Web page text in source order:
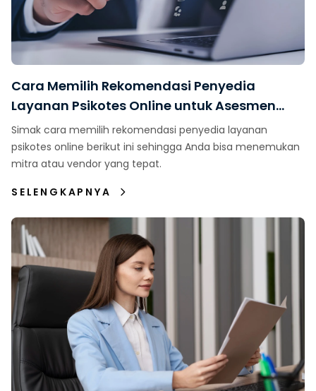
Cara Memilih Rekomendasi Penyedia
Layanan Psikotes Online untuk Asesmen
Karyawan
Simak cara memilih rekomendasi penyedia layanan
psikotes online berikut ini sehingga Anda bisa menemukan
mitra atau vendor yang tepat.
SELENGKAPNYA